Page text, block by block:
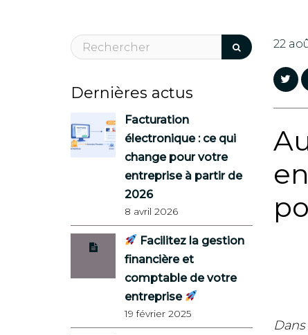
22
Dernières actus
Facturation
électronique : ce qui
change pour votre
entreprise à partir de
2026
8 avril 2026
Facilitez la gestion
financière et
comptable de votre
entreprise
19 février 2025